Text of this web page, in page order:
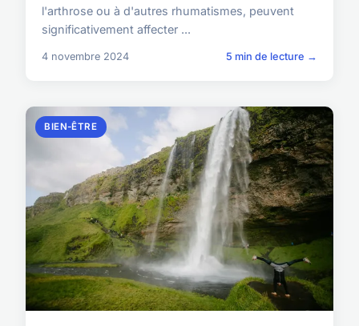
l'arthrose ou à d'autres rhumatismes, peuvent
significativement affecter ...
4 novembre 2024 5 min de lecture →
BIEN-ÊTRE